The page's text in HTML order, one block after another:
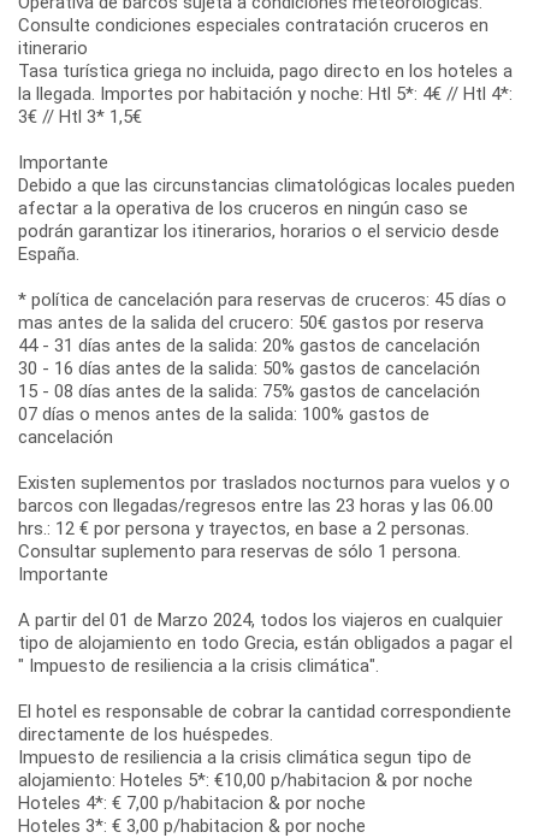
Consulte condiciones especiales contratación cruceros en
itinerario
Tasa turística griega no incluida, pago directo en los hoteles a
la llegada. Importes por habitación y noche: Htl 5*: 4€ // Htl 4*:
3€ // Htl 3* 1,5€
Importante
Debido a que las circunstancias climatológicas locales pueden
afectar a la operativa de los cruceros en ningún caso se
podrán garantizar los itinerarios, horarios o el servicio desde
España.
* política de cancelación para reservas de cruceros: 45 días o
mas antes de la salida del crucero: 50€ gastos por reserva
44 - 31 días antes de la salida: 20% gastos de cancelación
30 - 16 días antes de la salida: 50% gastos de cancelación
15 - 08 días antes de la salida: 75% gastos de cancelación
07 días o menos antes de la salida: 100% gastos de
cancelación
Existen suplementos por traslados nocturnos para vuelos y o
barcos con llegadas/regresos entre las 23 horas y las 06.00
hrs.: 12 € por persona y trayectos, en base a 2 personas.
Consultar suplemento para reservas de sólo 1 persona.
Importante
A partir del 01 de Marzo 2024, todos los viajeros en cualquier
tipo de alojamiento en todo Grecia, están obligados a pagar el
" Impuesto de resiliencia a la crisis climática".
El hotel es responsable de cobrar la cantidad correspondiente
directamente de los huéspedes.
Impuesto de resiliencia a la crisis climática segun tipo de
alojamiento: Hoteles 5*: €10,00 p/habitacion & por noche
Hoteles 4*: € 7,00 p/habitacion & por noche
Hoteles 3*: € 3,00 p/habitacion & por noche